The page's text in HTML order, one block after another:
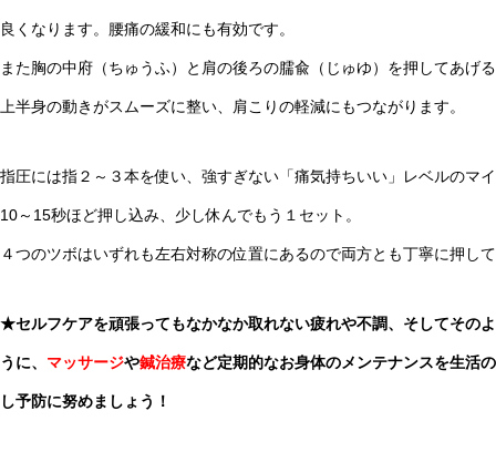
良くなります。腰痛の緩和にも有効です。
また胸の中府（ちゅうふ）と肩の後ろの臑兪（じゅゆ）を押してあげ
上半身の動きがスムーズに整い、肩こりの軽減にもつながります。
指圧には指２～３本を使い、強すぎない「痛気持ちいい」レベルのマ
10～15秒ほど押し込み、少し休んでもう１セット。
４つのツボはいずれも左右対称の位置にあるので両方とも丁寧に押し
★セルフケアを頑張ってもなかなか取れない疲れや不調、そしてその
うに、 マッサージや鍼治療など定期的なお身体のメンテナンスを生活
し予防に努めましょう！